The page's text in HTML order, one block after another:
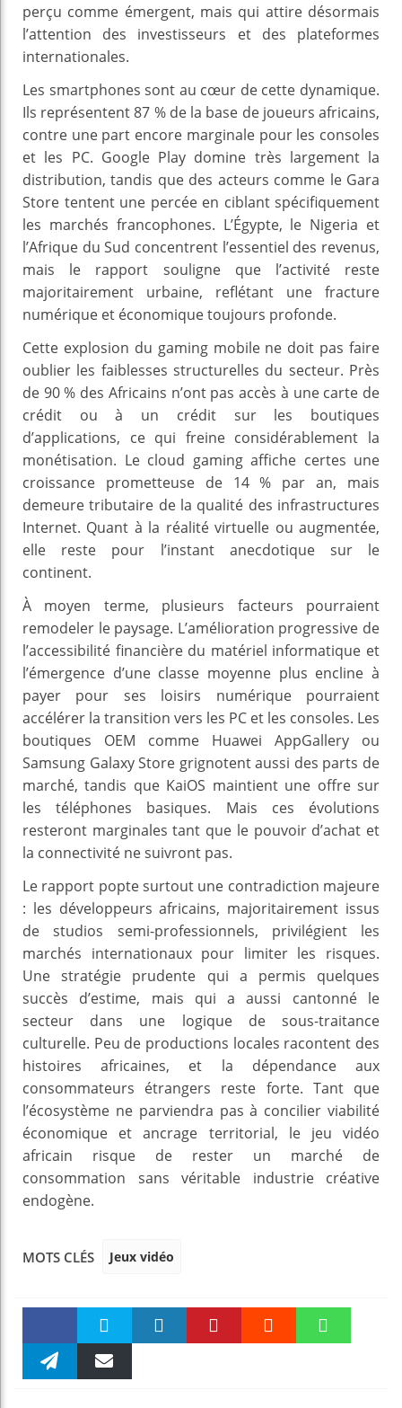
perçu comme émergent, mais qui attire désormais
l’attention des investisseurs et des plateformes
internationales.
Les smartphones sont au cœur de cette dynamique.
Ils représentent 87 % de la base de joueurs africains,
contre une part encore marginale pour les consoles
et les PC. Google Play domine très largement la
distribution, tandis que des acteurs comme le Gara
Store tentent une percée en ciblant spécifiquement
les marchés francophones. L’Égypte, le Nigeria et
l’Afrique du Sud concentrent l’essentiel des revenus,
mais le rapport souligne que l’activité reste
majoritairement urbaine, reflétant une fracture
numérique et économique toujours profonde.
Cette explosion du gaming mobile ne doit pas faire
oublier les faiblesses structurelles du secteur. Près
de 90 % des Africains n’ont pas accès à une carte de
crédit ou à un crédit sur les boutiques
d’applications, ce qui freine considérablement la
monétisation. Le cloud gaming affiche certes une
croissance prometteuse de 14 % par an, mais
demeure tributaire de la qualité des infrastructures
Internet. Quant à la réalité virtuelle ou augmentée,
elle reste pour l’instant anecdotique sur le
continent.
À moyen terme, plusieurs facteurs pourraient
remodeler le paysage. L’amélioration progressive de
l’accessibilité financière du matériel informatique et
l’émergence d’une classe moyenne plus encline à
payer pour ses loisirs numérique pourraient
accélérer la transition vers les PC et les consoles. Les
boutiques OEM comme Huawei AppGallery ou
Samsung Galaxy Store grignotent aussi des parts de
marché, tandis que KaiOS maintient une offre sur
les téléphones basiques. Mais ces évolutions
resteront marginales tant que le pouvoir d’achat et
la connectivité ne suivront pas.
Le rapport popte surtout une contradiction majeure
: les développeurs africains, majoritairement issus
de studios semi-professionnels, privilégient les
marchés internationaux pour limiter les risques.
Une stratégie prudente qui a permis quelques
succès d’estime, mais qui a aussi cantonné le
secteur dans une logique de sous-traitance
culturelle. Peu de productions locales racontent des
histoires africaines, et la dépendance aux
consommateurs étrangers reste forte. Tant que
l’écosystème ne parviendra pas à concilier viabilité
économique et ancrage territorial, le jeu vidéo
africain risque de rester un marché de
consommation sans véritable industrie créative
endogène.
MOTS CLÉS Jeux vidéo
Faceboo Twitter